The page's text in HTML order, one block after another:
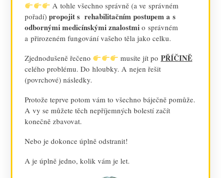
A tohle všechno správně (a ve správném
pořadí)propojit s rehabilitačním postupem a s
odbornými medicínskými znalostmi o správném
a přirozeném fungování vašeho těla jako celku.
Zjednodušeně řečeno
musíte jít po PŘÍČINĚ
celého problému. Do hloubky. A nejen řešit
(povrchové) následky.
Protože teprve potom vám to všechno báječně pomůže.
A vy se můžete těch nepříjemných bolestí začít
konečně zbavovat.
Nebo je dokonce úplně odstranit!
A je úplně jedno, kolik vám je let.